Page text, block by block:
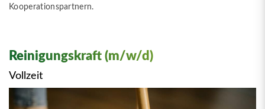
Kooperationspartnern.
Reinigungskraft (m/w/d)
Vollzeit